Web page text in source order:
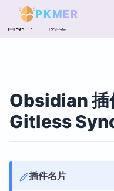
PKMER
目录 概述
Obsidian
Gitless
插件名片